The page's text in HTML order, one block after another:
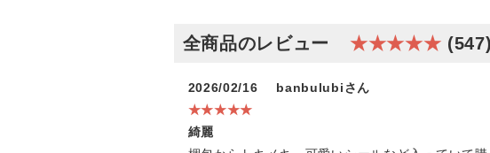
全商品のレビュー ★★★★★ (547)
2026/02/16
banbulubiさん
★★★★★
綺麗